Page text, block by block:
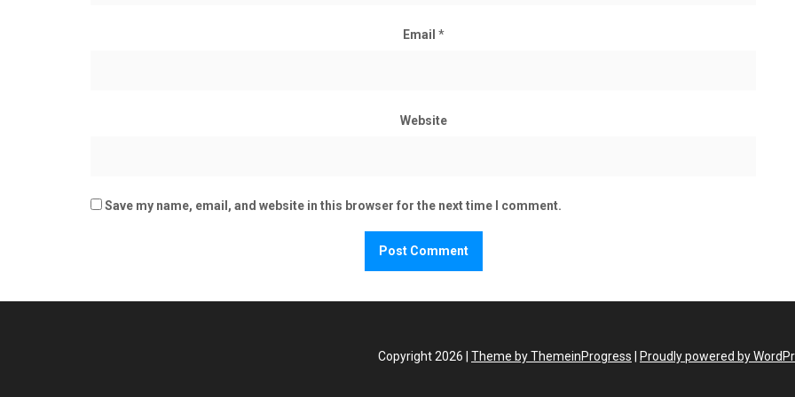
Email *
Website
Save my name, email, and website in this browser for the next time I comment.
Copyright 2026 | Theme by ThemeinProgress Proudly powered by